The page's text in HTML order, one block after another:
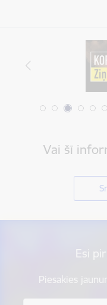
Vai šī
Esi
Piesakies